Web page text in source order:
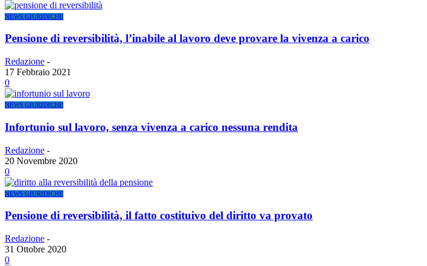
NEWS GIURIDICHE
Pensione di reversibilità, l’inabile al lavoro deve provare la vivenza a carico
Redazione -
17 Febbraio 2021
0
NEWS GIURIDICHE
Infortunio sul lavoro, senza vivenza a carico nessuna rendita
Redazione -
20 Novembre 2020
0
NEWS GIURIDICHE
Pensione di reversibilità, il fatto costituivo del diritto va provato
Redazione -
31 Ottobre 2020
0